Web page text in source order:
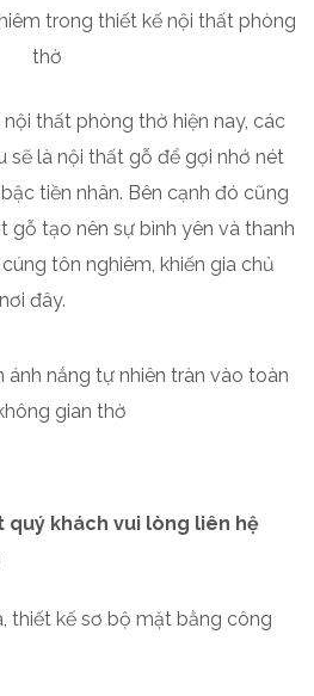
trong thiết kế nội thất phòng
thờ
thất phòng thờ hiện nay, các
sẽ là nội thất gỗ để gợi nhớ nét
tiền nhân. Bên cạnh đó cũng
gỗ tạo nên sự bình yên và thanh
tôn nghiêm, khiến gia chủ
đây.
ánh nắng tự nhiên tràn vào toàn
gian thờ
khách vui lòng liên hệ
thiết kế sơ bộ mặt bằng công